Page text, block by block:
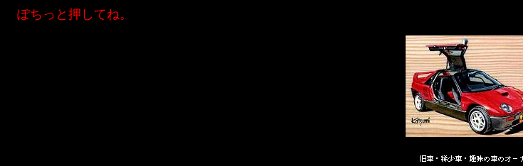
ぽちっと押してね。